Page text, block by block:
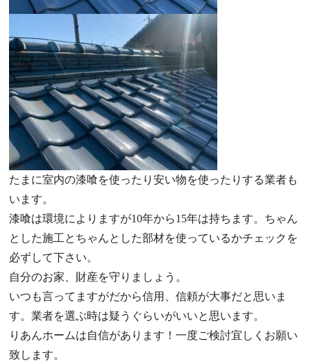
たまに室内の漆喰を使ったり安い物を使ったりする業者も
います。
漆喰は環境によりますが10年から15年は持ちます。ちゃん
とした施工とちゃんとした部材を使っているかチェックを
必ずして下さい。
自分のお家、財産を守りましょう。
いつも言ってますがだから信用、信頼が大事だと思いま
す。業者を選ぶ時は疑うぐらいがいいと思います。
りあんホームは自信があります！一度ご検討宜しくお願い
致します。